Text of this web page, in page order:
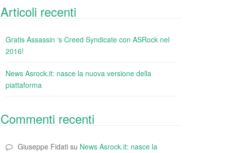
Articoli recenti
Gratis Assassin ‘s Creed Syndicate con ASRock nel
2016!
News Asrock.it: nasce la nuova versione della
piattaforma
Commenti recenti
Giuseppe Fidati su News Asrock.it: nasce la